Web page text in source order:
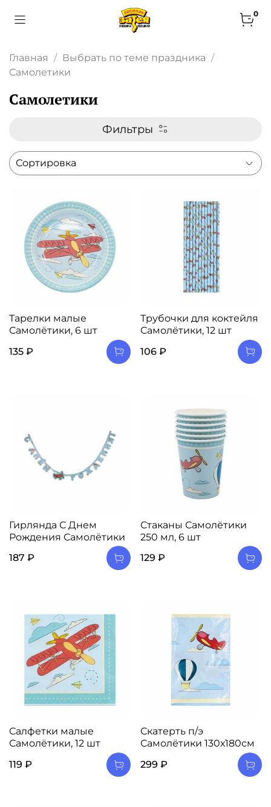
0
Главная
Выбрать по теме праздника
Самолетики
Самолетики
Фильтры
Тарелки малые
Самолётики, 6 шт
135 ₽
Трубочки для коктейля
Самолётики, 12 шт
106 ₽
Гирлянда С Днем
Рождения Самолётики
187 ₽
Стаканы Самолётики
250 мл, 6 шт
129 ₽
Салфетки малые
Самолётики, 12 шт
119 ₽
Скатерть п/э
Самолётики 130х180см
299 ₽